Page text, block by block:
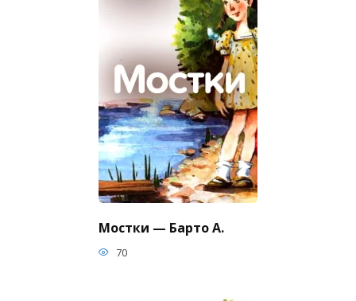
Мостки — Барто А.
70